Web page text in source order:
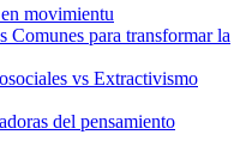
movimientu
Comunes para transformar la
vs Extractivismo
del pensamiento